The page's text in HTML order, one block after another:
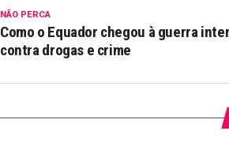
NÃO PERCA
Como o Equador chegou à guerra
contra drogas e crime